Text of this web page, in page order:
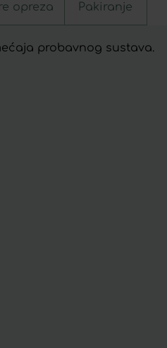
opreza Pakiranje
probavnog sustava.